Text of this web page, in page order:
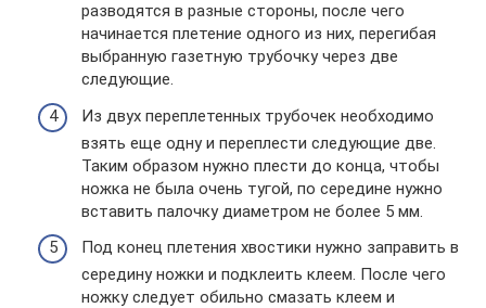
разводятся в разные стороны, после чего
начинается плетение одного из них, перегибая
выбранную газетную трубочку через две
следующие.
Из двух переплетенных трубочек необходимо
взять еще одну и переплести следующие две.
Таким образом нужно плести до конца, чтобы
ножка не была очень тугой, по середине нужно
вставить палочку диаметром не более 5 мм.
Под конец плетения хвостики нужно заправить в
середину ножки и подклеить клеем. После чего
ножку следует обильно смазать клеем и